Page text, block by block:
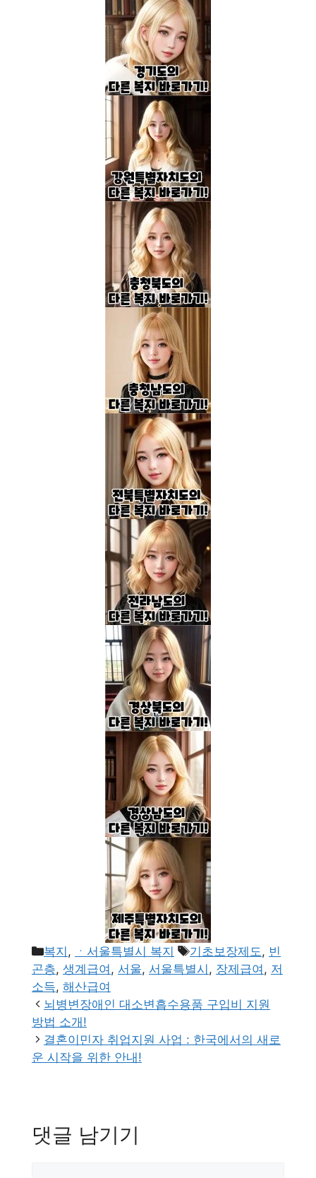
카
테
고
리
복지 , ㆍ서울특별시 복지
태
그
기초보장제도, 빈
곤층, 생계급여 , 서울, 서울특별시 , 장제급여 , 저
소득, 해산급여
뇌병변장애인 대소변흡수용품 구입비 지원
방법 소개!
결혼이민자 취업지원 사업 : 한국에서의 새로
운 시작을 위한 안내!
댓글 남기기